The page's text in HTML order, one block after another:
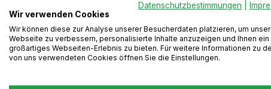
Datenschutzbestimmungen
Wir verwenden Cookies
Wir können diese zur Analyse unserer Besucherdaten platzieren, um
Webseite zu verbessern, personalisierte Inhalte anzuzeigen und Ihnen ein
großartiges Webseiten-Erlebnis zu bieten. Für weitere Informationen zu
von uns verwendeten Cookies öffnen Sie die Einstellungen.